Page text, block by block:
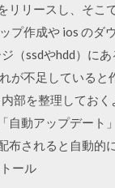
リリースし、そこ
プ作成や ios のダ
（ssdやhdd）に
が不足していると
部を整理しておく
自動アップデート
布されると自動的
ール